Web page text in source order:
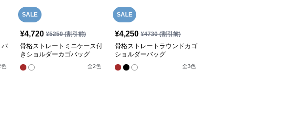
バ
色
SALE
¥4,720 ¥5250(割引前)
骨格ストレートミニケース付
きショルダーカゴバッグ
全2色
SALE
¥4,250 ¥4730(割引前)
骨格ストレートラウンドカゴ
ショルダーバッグ
全3色